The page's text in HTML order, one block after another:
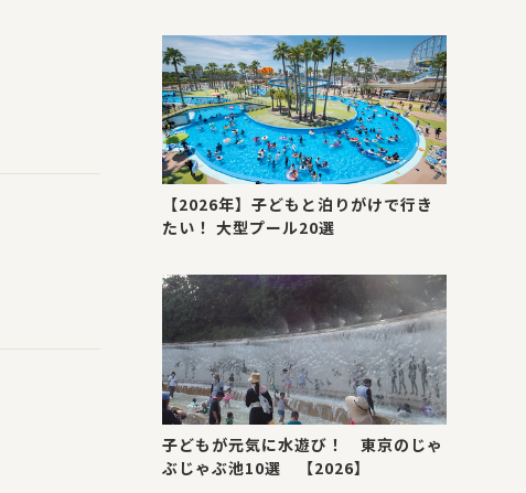
【2026年】子どもと泊りがけで行き
たい！ 大型プール20選
子どもが元気に水遊び！ 東京のじゃ
ぶじゃぶ池10選 【2026】